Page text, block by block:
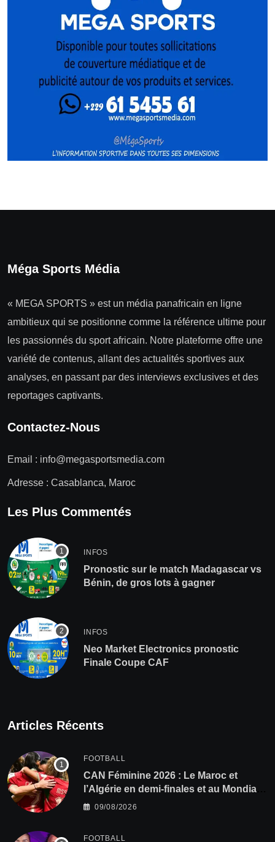
Méga Sports Média
« MEGA SPORTS » est un média panafricain en ligne
ambitieux qui se positionne comme la référence ultime pour
les passionnés du sport africain. Notre plateforme offre une
variété de contenus, allant des actualités sportives aux
analyses, en passant par des interviews exclusives et des
reportages captivants.
Contactez-Nous
Email : info@megasportsmedia.com
Adresse : Casablanca, Maroc
Les Plus Commentés
INFOS
Pronostic sur le match Madagascar vs
Bénin, de gros lots à gagner
INFOS
Neo Market Electronics pronostic
Finale Coupe CAF
Articles Récents
FOOTBALL
CAN Féminine 2026 : Le Maroc et
l’Algérie en demi-finales et au Mondial
2027 !
09/08/2026
FOOTBALL